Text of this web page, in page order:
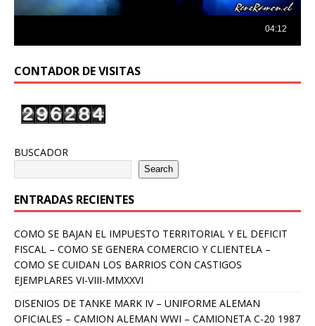
CONTADOR DE VISITAS
BUSCADOR
Search
ENTRADAS RECIENTES
COMO SE BAJAN EL IMPUESTO TERRITORIAL Y EL DEFICIT
FISCAL – COMO SE GENERA COMERCIO Y CLIENTELA –
COMO SE CUIDAN LOS BARRIOS CON CASTIGOS
EJEMPLARES VI-VIII-MMXXVI
DISENIOS DE TANKE MARK IV – UNIFORME ALEMAN
OFICIALES – CAMION ALEMAN WWI – CAMIONETA C-20 1987